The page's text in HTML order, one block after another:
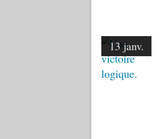
13 janv.